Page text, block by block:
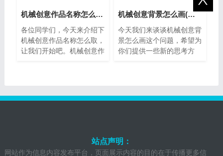
机械创意作品名称怎么取(机械创意作品名称怎么取好)
各位同学们，今天来介绍下
机械创意作品名称怎么取，
让我们开始吧。机械创意作
机械创意背景怎么画(机械背景简笔画)
今天我们来谈谈机械创意背
景怎么画这个问题，希望为
你们提供一些新的思考方
站点声明：
网站作为信息内容发布平台，页面展示内容的目的在于传播更多信